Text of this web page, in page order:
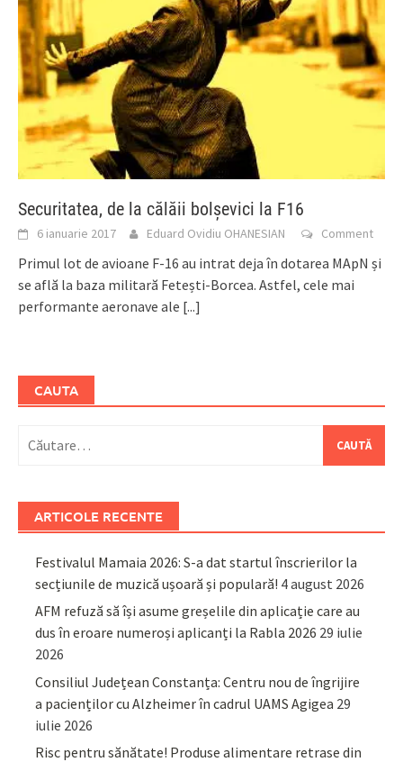
Securitatea, de la călăii bolșevici la F16
6 ianuarie 2017 Eduard Ovidiu OHANESIAN Comment
Primul lot de avioane F-16 au intrat deja în dotarea MApN și
se află la baza militară Fetești-Borcea. Astfel, cele mai
performante aeronave ale [...]
CAUTA
după:
ARTICOLE RECENTE
Festivalul Mamaia 2026: S-a dat startul înscrierilor la
secțiunile de muzică ușoară și populară! 4 august 2026
AFM refuză să își asume greșelile din aplicație care au
dus în eroare numeroși aplicanți la Rabla 2026 29 iulie
2026
Consiliul Județean Constanța: Centru nou de îngrijire
a pacienților cu Alzheimer în cadrul UAMS Agigea 29
iulie 2026
Risc pentru sănătate! Produse alimentare retrase din